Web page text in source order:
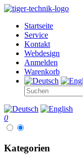
Startseite
Service
Kontakt
Webdesign
Anmelden
Warenkorb
0
Kategorien